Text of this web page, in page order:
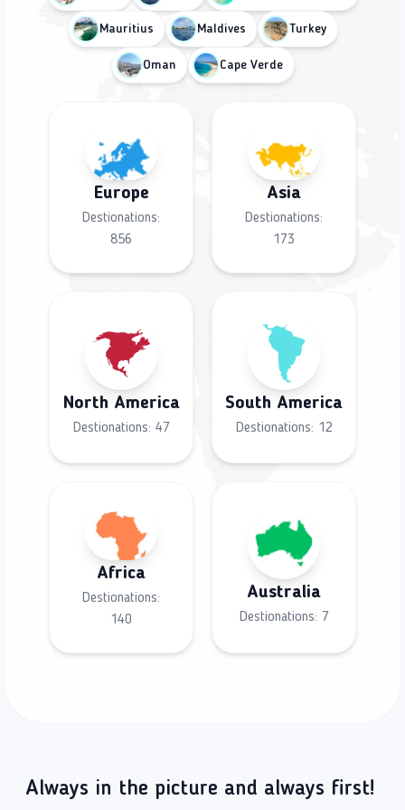
Mauritius Maldives Turkey
Oman Cape Verde
Europe
Destionations:
856
Asia
Destionations:
173
North America
Destionations: 47
South America
Destionations: 12
Africa
Destionations:
140
Australia
Destionations: 7
Always in the picture and always first!